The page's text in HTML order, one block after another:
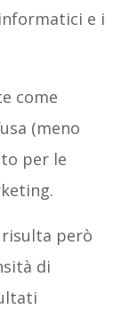
e i
come
(meno
per le
però
di